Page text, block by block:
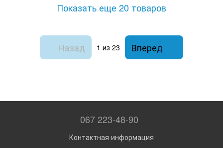
Показать еще 20 товаров
Назад 1 из 23 Вперед
067 223-48-90
Контактная информация